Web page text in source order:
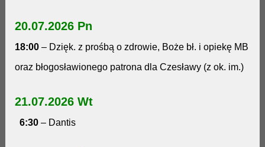
20.07.2026 Pn
18:00 – Dzięk. z prośbą o zdrowie, Boże bł. i opiekę MB
oraz błogosławionego patrona dla Czesławy (z ok. im.)
21.07.2026 Wt
6:30 – Dantis